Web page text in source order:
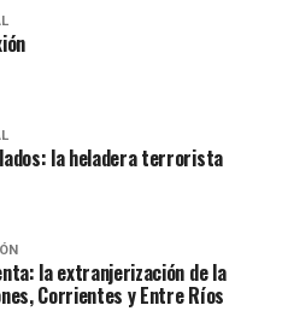
la heladera terrorista
la extranjerización de la
Corrientes y Entre Ríos